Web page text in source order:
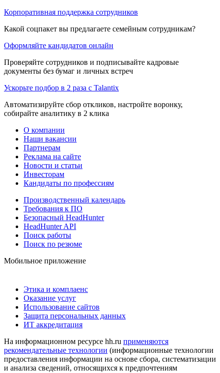
Корпоративная поддержка сотрудников
Какой соцпакет вы предлагаете семейным сотрудникам?
Оформляйте кандидатов онлайн
Проверяйте сотрудников и подписывайте кадровые
документы без бумаг и личных встреч
Ускорьте подбор в 2 раза с Talantix
Автоматизируйте сбор откликов, настройте воронку,
собирайте аналитику в 2 клика
О компании
Наши вакансии
Партнерам
Реклама на сайте
Новости и статьи
Инвесторам
Кандидаты по профессиям
Производственный календарь
Требования к ПО
Безопасный HeadHunter
HeadHunter API
Поиск работы
Поиск по резюме
Мобильное приложение
Этика и комплаенс
Оказание услуг
Использование сайтов
Защита персональных данных
ИТ аккредитация
На информационном ресурсе hh.ru применяются
рекомендательные технологии (информационные технологии
предоставления информации на основе сбора, систематизации
и анализа сведений, относящихся к предпочтениям